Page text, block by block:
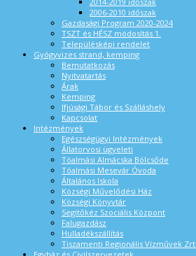
2006-2010 időszak
Gazdasági Program 2020-2024
TSZT és HÉSZ módosítás 1.
Településképi rendelet
Gyógyvizes strand, kemping
Bemutatkozás
Nyitvatartás
Árak
Kemping
Ifjúsági Tábor és Szálláshely
Kapcsolat
Intézmények
Egészségügyi Intézmények
Állatorvosi ügyeleti
Tóalmási Almácska Bölcsőde
Tóalmási Mesevár Óvoda
Általános Iskola
Községi Művelődési Ház
Községi Könyvtár
Segítőkéz Szociális Központ
Falugazdász
Hulladékszállítás
Tiszamenti Regionális Vízművek Zrt.